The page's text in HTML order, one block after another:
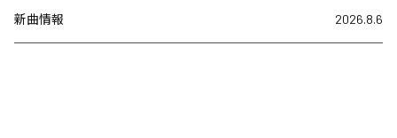
新曲情報 2026.8.6